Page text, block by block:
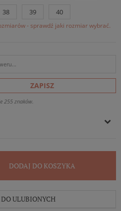
38 39 40
- sprawdź jaki rozmiar wybrać.
ZAPISZ
255 znaków.
DODAJ DO KOSZYKA
ULUBIONYCH